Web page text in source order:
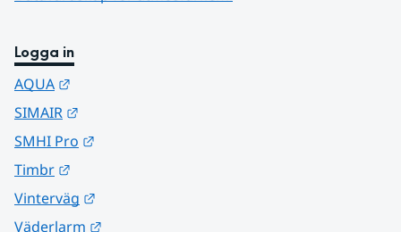
Logga in
AQUA
SIMAIR
SMHI Pro
Timbr
Vinterväg
Väderlarm